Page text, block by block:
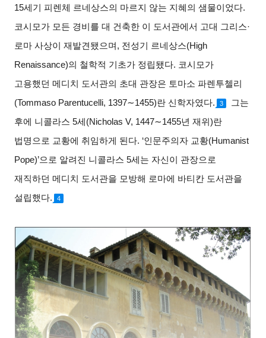
15세기 피렌체 르네상스의 마르지 않는 지혜의 샘물이었다.
코시모가 모든 경비를 대 건축한 이 도서관에서 고대 그리스·
로마 사상이 재발견됐으며, 전성기 르네상스(High
Renaissance)의 철학적 기초가 정립됐다. 코시모가
고용했던 메디치 도서관의 초대 관장은 토마소 파렌투첼리
(Tommaso Parentucelli, 1397∼1455)란 신학자였다.
3
그는
후에 니콜라스 5세(Nicholas V, 1447∼1455년 재위)란
법명으로 교황에 취임하게 된다. ‘인문주의자 교황(Humanist
Pope)’으로 알려진 니콜라스 5세는 자신이 관장으로
재직하던 메디치 도서관을 모방해 로마에 바티칸 도서관을
설립했다.
4